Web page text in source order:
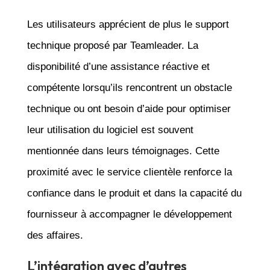
Les utilisateurs apprécient de plus le support
technique proposé par Teamleader. La
disponibilité d’une assistance réactive et
compétente lorsqu’ils rencontrent un obstacle
technique ou ont besoin d’aide pour optimiser
leur utilisation du logiciel est souvent
mentionnée dans leurs témoignages. Cette
proximité avec le service clientèle renforce la
confiance dans le produit et dans la capacité du
fournisseur à accompagner le développement
des affaires.
L’intégration avec d’autres